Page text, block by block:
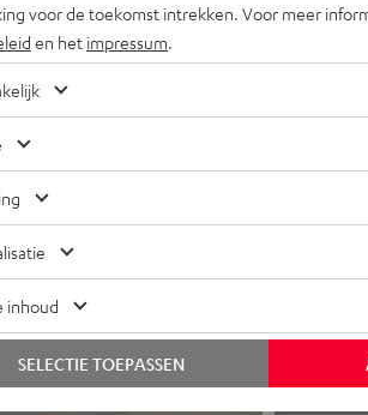
of all-in-one
voor de toekomst intrekken. Voor meer
en het impressum
inhoud
SELECTIE TOEPASSEN